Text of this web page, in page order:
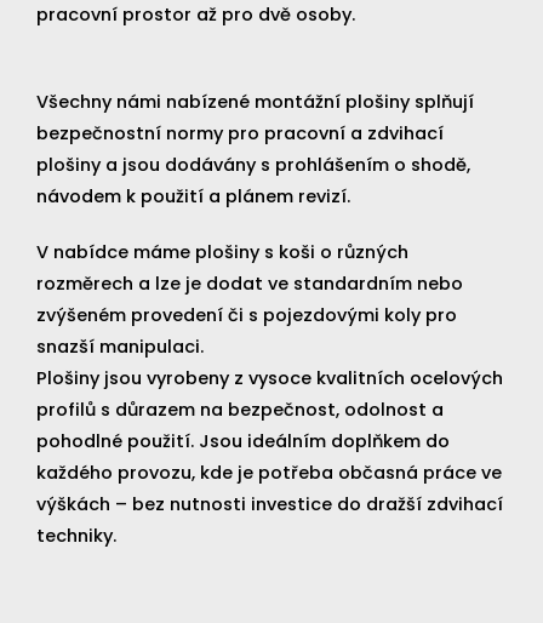
pracovní prostor až pro dvě osoby.
Všechny námi nabízené montážní plošiny splňují
bezpečnostní normy pro pracovní a zdvihací
plošiny a jsou dodávány s prohlášením o shodě,
návodem k použití a plánem revizí.
V nabídce máme plošiny s koši o různých
rozměrech a lze je dodat ve standardním nebo
zvýšeném provedení či s pojezdovými koly pro
snazší manipulaci.
Plošiny jsou vyrobeny z vysoce kvalitních ocelových
profilů s důrazem na bezpečnost, odolnost a
pohodlné použití. Jsou ideálním doplňkem do
každého provozu, kde je potřeba občasná práce ve
výškách – bez nutnosti investice do dražší zdvihací
techniky.